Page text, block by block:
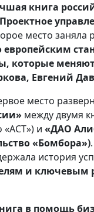
книга
место заняла
европейским
которые
Евгений
место
между двумя
«АСТ») и «ДАО
«Бомбора»)
история
и ключевым
в помощь